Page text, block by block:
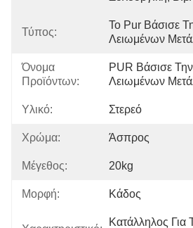
Τύπος:
Το Pur Βάσισε
Λειωμένων
Όνομα
Προϊόντων:
PUR Βάσισε
Λειωμένων
Υλικό: Στερεό
Χρώμα: Άσπρος
Μέγεθος: 20kg
Μορφή: Κάδος
Κατάλληλος Για